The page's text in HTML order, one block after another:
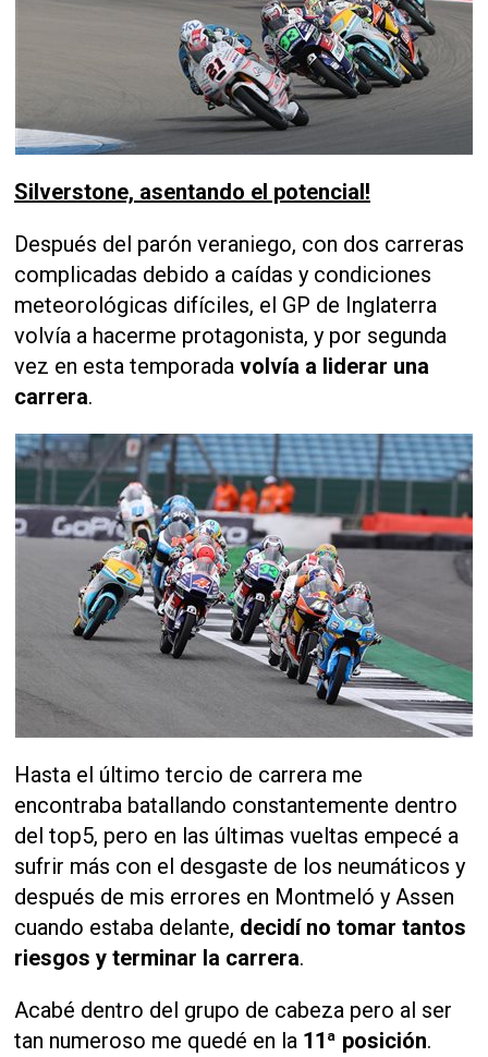
Silverstone, asentando el potencial!
Después del parón veraniego, con dos carreras
complicadas debido a caídas y condiciones
meteorológicas difíciles, el GP de Inglaterra
volvía a hacerme protagonista, y por segunda
vez en esta temporada volvía a liderar una
carrera.
Hasta el último tercio de carrera me
encontraba batallando constantemente dentro
del top5, pero en las últimas vueltas empecé a
sufrir más con el desgaste de los neumáticos y
después de mis errores en Montmeló y Assen
cuando estaba delante, decidí no tomar tantos
riesgos y terminar la carrera.
Acabé dentro del grupo de cabeza pero al ser
tan numeroso me quedé en la 11ª posición.